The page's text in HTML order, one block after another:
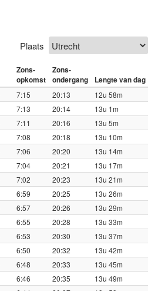
Plaats
Zons-
opkomst
Zons-
ondergang
Lengte van dag
7:15 20:13
12u 58m
7:13 20:14
13u 1m
7:11 20:16
13u 5m
7:08 20:18
13u 10m
7:06 20:20
13u 14m
7:04 20:21
13u 17m
7:02 20:23
13u 21m
6:59 20:25
13u 26m
6:57 20:26
13u 29m
6:55 20:28
13u 33m
6:53 20:30
13u 37m
6:50 20:32
13u 42m
6:48 20:33
13u 45m
6:46 20:35
13u 49m